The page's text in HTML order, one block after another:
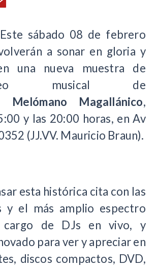
sábado 08 de febrero
a sonar en gloria y
una nueva muestra de
musical de
Melómano Magallánico,
y las 20:00 horas, en Av
(JJ.VV. Mauricio Braun).
esta histórica cita con las
y el más amplio espectro
cargo de DJs en vivo, y
para ver y apreciar en
discos compactos, DVD,